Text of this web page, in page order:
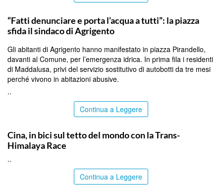
“Fatti denunciare e porta l’acqua a tutti”: la piazza
sfida il sindaco di Agrigento
Gli abitanti di Agrigento hanno manifestato in piazza Pirandello,
davanti al Comune, per l’emergenza idrica. In prima fila i residenti
di Maddalusa, privi del servizio sostitutivo di autobotti da tre mesi
perché vivono in abitazioni abusive.
..
Continua a Leggere
Cina, in bici sul tetto del mondo con la Trans-
Himalaya Race
..
Continua a Leggere